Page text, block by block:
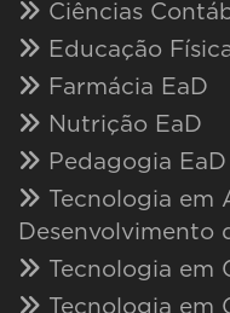
Ciências
Educação
Farmácia EaD
Nutrição EaD
Pedagogia EaD
Tecnologia em
Desenvolvimento
Tecnologia em
Tecnologia em